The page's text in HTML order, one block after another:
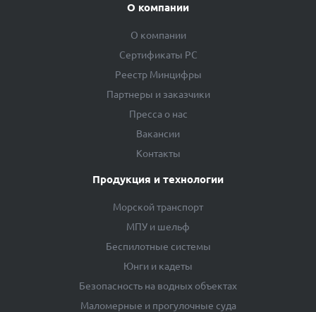
О компании
О компании
Сертификаты РС
Реестр Минцифры
Партнеры и заказчики
Пресса о нас
Вакансии
Контакты
Продукция и технологии
Морской транспорт
МПУ и шельф
Беспилотные системы
Юнги и кадеты
Безопасность на водных объектах
Маломерные и прогулочные суда